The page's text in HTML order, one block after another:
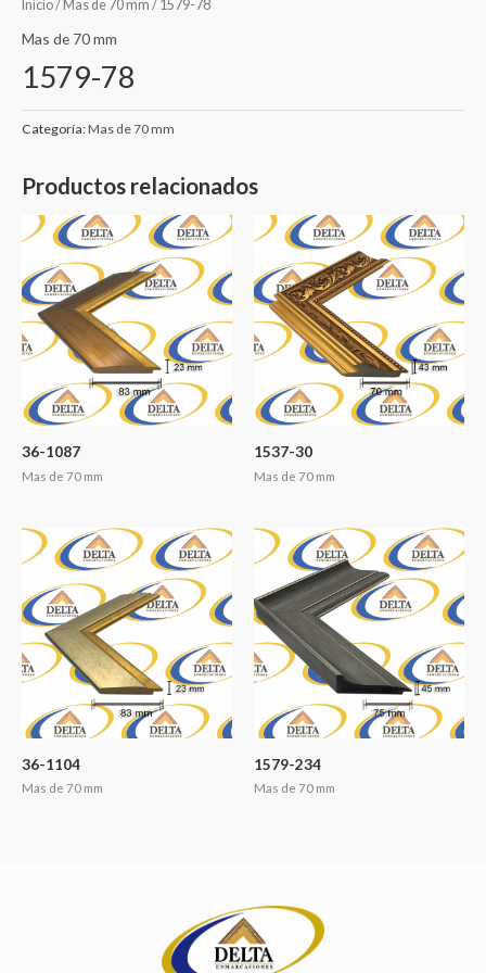
Inicio/ Mas de 70 mm / 1579-78
Mas de 70 mm
1579-78
Categoría:Mas de 70 mm
Productos relacionados
36-1087
Mas de 70 mm
1537-30
Mas de 70 mm
36-1104
Mas de 70 mm
1579-234
Mas de 70 mm